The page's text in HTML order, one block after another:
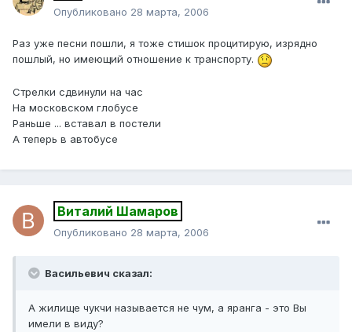
Опубликовано 28 марта, 2006
Раз уже песни пошли, я тоже стишок процитирую, изрядно
пошлый, но имеющий отношение к транспорту.
Стрелки сдвинули на час
На московском глобусе
Раньше ... вставал в постели
А теперь в автобусе
Виталий Шамаров
Опубликовано 28 марта, 2006
Васильевич сказал:
А жилище чукчи называется не чум, а яранга - это Вы
имели в виду?